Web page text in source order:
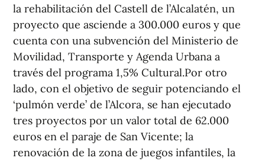
la rehabilitación del Castell de l’Alcalatén, un
proyecto que asciende a 300.000 euros y que
cuenta con una subvención del Ministerio de
Movilidad, Transporte y Agenda Urbana a
través del programa 1,5% Cultural.Por otro
lado, con el objetivo de seguir potenciando el
‘pulmón verde’ de l’Alcora, se han ejecutado
tres proyectos por un valor total de 62.000
euros en el paraje de San Vicente; la
renovación de la zona de juegos infantiles, la